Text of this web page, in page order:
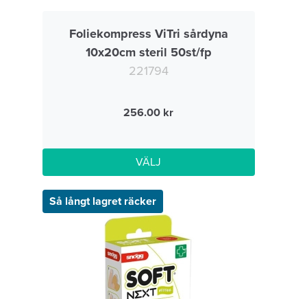
Foliekompress ViTri sårdyna
10x20cm steril 50st/fp
221794
256.00
VÄLJ
Så långt lagret räcker